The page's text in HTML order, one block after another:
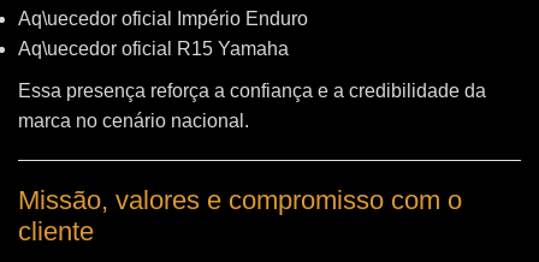
Aq\uecedor oficial Império Enduro
Aq\uecedor oficial R15 Yamaha
Essa presença reforça a confiança e a credibilidade da
marca no cenário nacional.
Missão, valores e compromisso com o
cliente